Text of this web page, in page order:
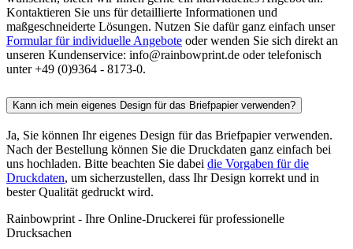
Kontaktieren Sie uns für detaillierte Informationen und
maßgeschneiderte Lösungen. Nutzen Sie dafür ganz einfach unser
Formular für individuelle Angebote oder wenden Sie sich direkt an
unseren Kundenservice: info@rainbowprint.de oder telefonisch
unter +49 (0)9364 - 8173-0.
Kann ich mein eigenes Design für das Briefpapier verwenden?
Ja, Sie können Ihr eigenes Design für das Briefpapier verwenden.
Nach der Bestellung können Sie die Druckdaten ganz einfach bei
uns hochladen. Bitte beachten Sie dabei die Vorgaben für die
Druckdaten, um sicherzustellen, dass Ihr Design korrekt und in
bester Qualität gedruckt wird.
Rainbowprint - Ihre Online-Druckerei für professionelle
Drucksachen